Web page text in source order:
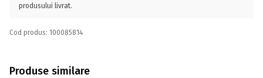
produsului livrat.
Cod produs: 100085814
Produse similare